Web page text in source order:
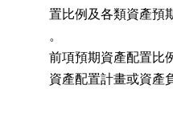
置比例及各類資
        。
前項預期資產配
資產配置計畫或